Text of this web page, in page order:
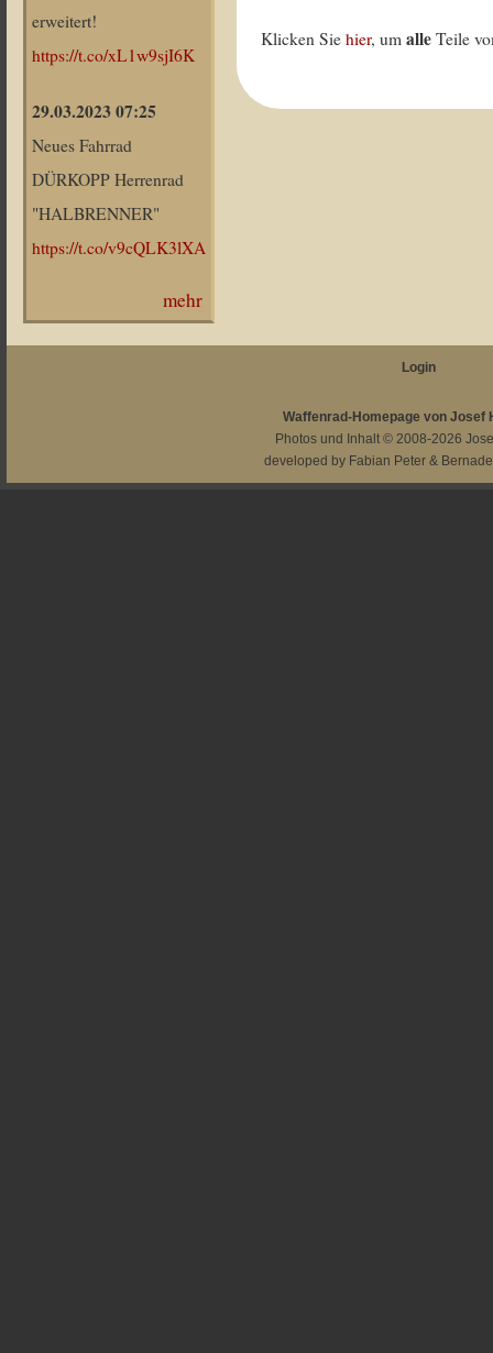
erweitert!
https://t.co/xL1w9sjI6K
29.03.2023 07:25
Neues Fahrrad
DÜRKOPP Herrenrad
"HALBRENNER"
https://t.co/v9cQLK3lXA
mehr
Klicken Siehier, umalle Teile
Login
Waffenrad-Homepage von Josef
Photos und Inhalt © 2008-2026
developed by Fabian Peter &